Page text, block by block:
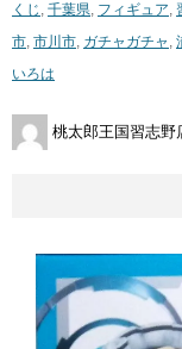
くじ , 千葉県, フィギュア,
市, 市川市, ガチャガチャ ,
いろは
桃太郎王国習志野